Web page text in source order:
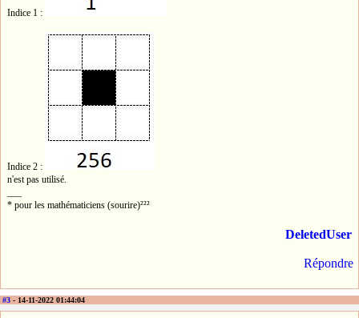
Indice 1 :
Indice 2 :
n'est pas utilisé.
* pour les mathématiciens (sourire)²²²
DeletedUser
Répondre
#3 - 14-11-2022 01:44:04